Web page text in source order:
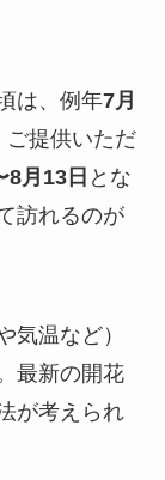
は、例年7月
ご提供いただ
8月13日 とな
訪れるのが
気温など）
最新の開花
が考えられ